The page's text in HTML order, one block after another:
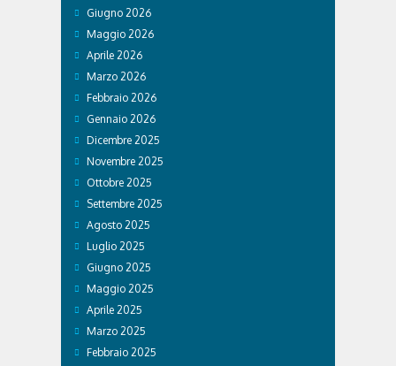
Giugno 2026
Maggio 2026
Aprile 2026
Marzo 2026
Febbraio 2026
Gennaio 2026
Dicembre 2025
Novembre 2025
Ottobre 2025
Settembre 2025
Agosto 2025
Luglio 2025
Giugno 2025
Maggio 2025
Aprile 2025
Marzo 2025
Febbraio 2025